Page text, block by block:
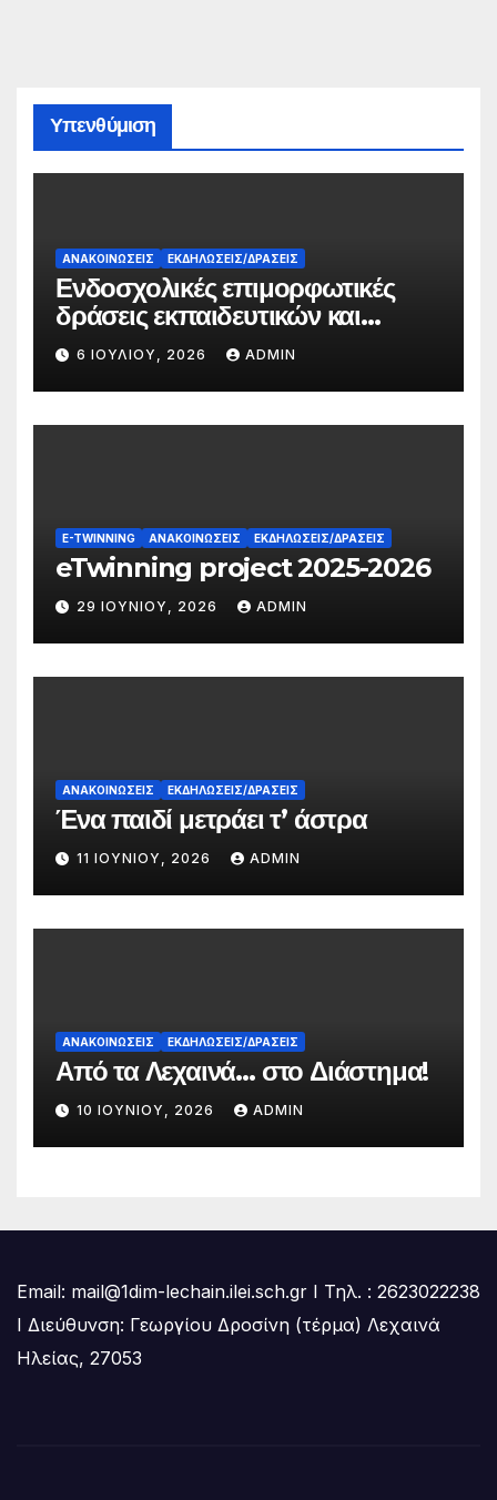
Υπενθύμιση
ΑΝΑΚΟΙΝΏΣΕΙΣ ΕΚΔΗΛΏΣΕΙΣ/ΔΡΆΣΕΙΣ
Ενδοσχολικές επιμορφωτικές
δράσεις εκπαιδευτικών και
γονέων
6 ΙΟΥΛΊΟΥ, 2026 ADMIN
E-TWINNING ΑΝΑΚΟΙΝΏΣΕΙΣ ΕΚΔΗΛΏΣΕΙΣ/ΔΡΆΣΕΙΣ
eTwinning project 2025-2026
29 ΙΟΥΝΊΟΥ, 2026 ADMIN
ΑΝΑΚΟΙΝΏΣΕΙΣ ΕΚΔΗΛΏΣΕΙΣ/ΔΡΆΣΕΙΣ
Ένα παιδί μετράει τ’ άστρα
11 ΙΟΥΝΊΟΥ, 2026 ADMIN
ΑΝΑΚΟΙΝΏΣΕΙΣ ΕΚΔΗΛΏΣΕΙΣ/ΔΡΆΣΕΙΣ
Από τα Λεχαινά… στο Διάστημα!
10 ΙΟΥΝΊΟΥ, 2026 ADMIN
Email: mail@1dim-lechain.ilei.sch.gr Ι Τηλ. : 2623022238
Ι Διεύθυνση: Γεωργίου Δροσίνη (τέρμα) Λεχαινά
Ηλείας, 27053